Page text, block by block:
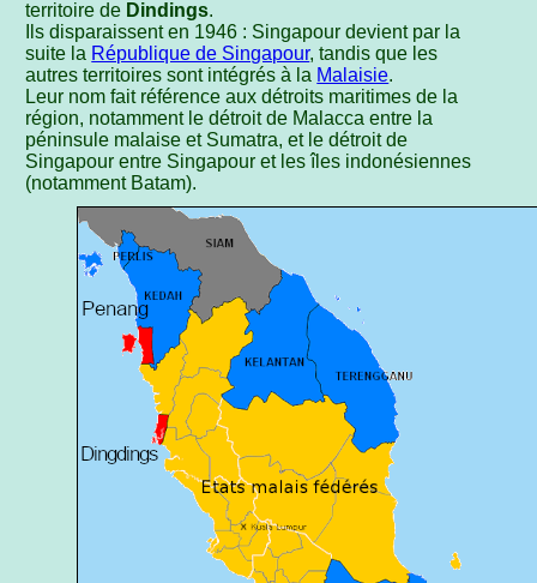
territoire de Dindings.
Ils disparaissent en 1946 : Singapour devient par la
suite la République de Singapour, tandis que les
autres territoires sont intégrés à la Malaisie.
Leur nom fait référence aux détroits maritimes de la
région, notamment le détroit de Malacca entre la
péninsule malaise et Sumatra, et le détroit de
Singapour entre Singapour et les îles indonésiennes
(notamment Batam).